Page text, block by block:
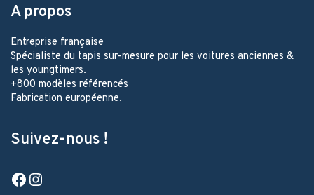
A propos
Entreprise française
Spécialiste du tapis sur-mesure pour les voitures anciennes &
les youngtimers.
+800 modèles référencés
Fabrication européenne.
Suivez-nous !
Facebook